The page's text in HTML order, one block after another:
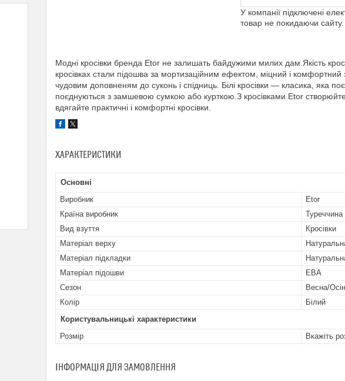
У компанії підключені
товар не покидаючи сайту.
Модні кросівки бренда Etor не залишать байдужими милих дам.Якість
кросівках стали підошва за мортизаційним ефектом, міцний і комфортний
чудовим доповненям до суконь і спідниць. Білі кросівки — класика, яка
поєднуються з замшевою сумкою або курткою.З кросівками Etor створюйте
вдягайте практичні і комфортні кросівки.
ХАРАКТЕРИСТИКИ
Основні
Виробник
Etor
Країна виробник
Туреччина
Вид взуття
Кросівки
Матеріал верху
Матеріал підкладки
Матеріал підошви
ЕВА
Сезон
Весна/
Колір
Білий
Користувальницькі характеристики
Розмір
Вкажіть
ІНФОРМАЦІЯ ДЛЯ ЗАМОВЛЕННЯ